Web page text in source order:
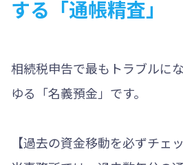
する「通帳精査」
相続税申告で最もトラブルに
ゆる「名義預金」です。
【過去の資金移動を必ずチェッ